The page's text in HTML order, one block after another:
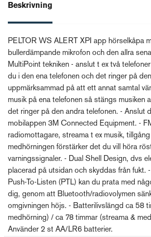
Beskrivning
PELTOR WS ALERT XPI app hörselkåpa
bullerdämpande mikrofon och den allra
MultiPoint tekniken - anslut t ex två
du i den ena telefonen och det ringer på
uppmärksammad på att ett annat samtal
musik på ena telefonen så stängs musiken
det ringer på den andra telefonen. - Anslut
mobilappen 3M Connected Equipment. -
radiomottagare, streama t ex musik,
medhörningen förstärker det du vill höra
varningssignaler. - Dual Shell Design, dvs
placerad på utsidan och skyddas från fukt.
Push-To-Listen (PTL) kan du prata med
dig, genom att Bluetooth/radiovolymen
omgivningen höjs. - Batterilivslängd ca 58
medhörning) / ca 78 timmar (streama &
Använder 2 st AA/LR6 batterier.